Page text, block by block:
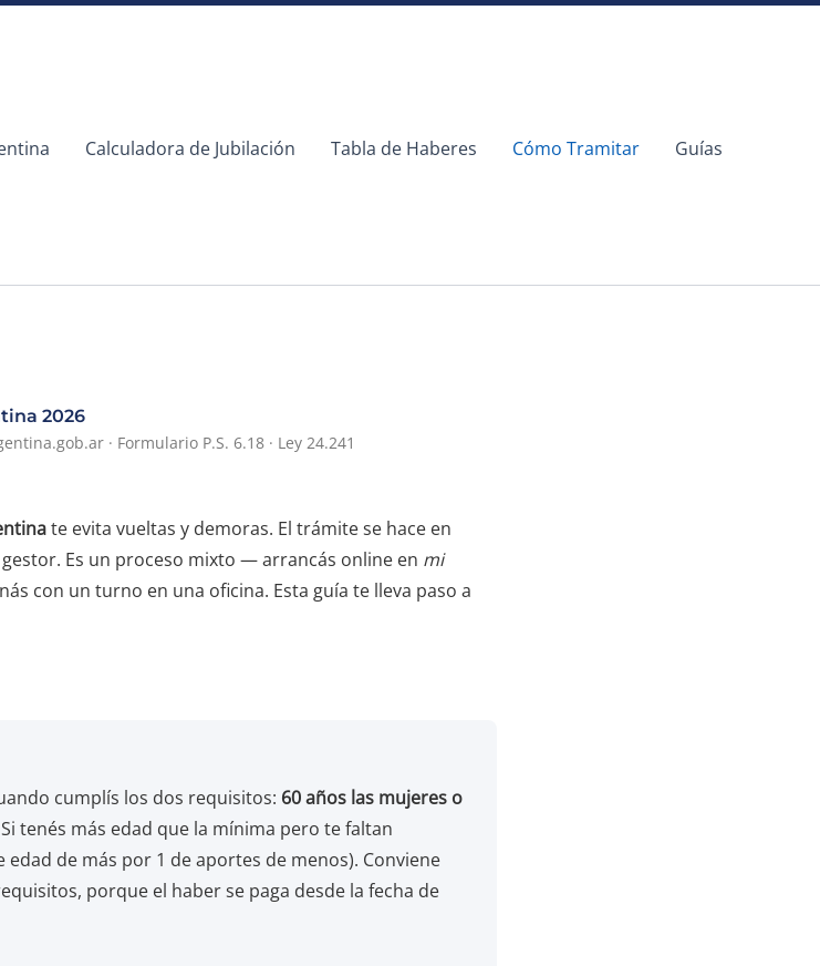
Calculadora de Jubilación Tabla de Haberes Cómo Tramitar Guías
2026
· Formulario P.S. 6.18 · Ley 24.241
te evita vueltas y demoras. El trámite se hace en
Es un proceso mixto — arrancás online en mi
con un turno en una oficina. Esta guía te lleva paso a
cumplís los dos requisitos: 60 años las mujeres o
tenés más edad que la mínima pero te faltan
de más por 1 de aportes de menos). Conviene
porque el haber se paga desde la fecha de